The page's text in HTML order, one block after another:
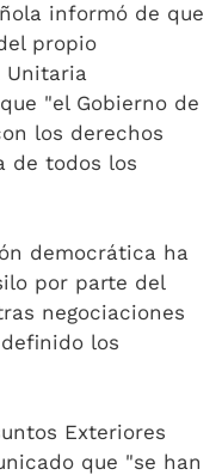
informó de que
propio
Unitaria
"el Gobierno de
los derechos
de todos los
democrática ha
por parte del
negociaciones
los
Exteriores
que "se han